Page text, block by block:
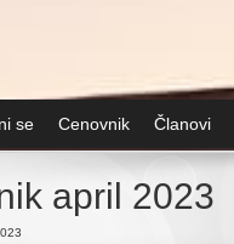
se Cenovnik Članovi
april 2023